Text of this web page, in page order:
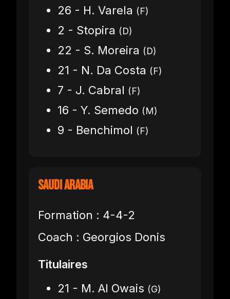
26 - H. Varela (F)
2 - Stopira (D)
22 - S. Moreira (D)
21 - N. Da Costa (F)
7 - J. Cabral (F)
16 - Y. Semedo (M)
9 - Benchimol (F)
Saudi Arabia
Formation : 4-4-2
Coach : Georgios Donis
Titulaires
21 - M. Al Owais (G)